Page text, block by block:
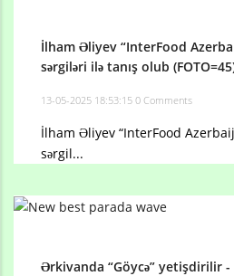
İlham Əliyev “InterFood
sərgiləri ilə tanış olub
13-05-2025 18:53:15 0 Comments
İlham Əliyev “InterFood
sərgil...
Ərkivanda “Göycə” yetişdirilir -